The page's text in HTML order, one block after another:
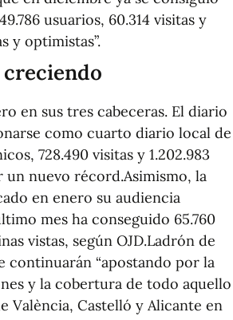
usuarios, 60.314 visitas y
y optimistas”.
en sus tres cabeceras. El diario
como cuarto diario local de
728.490 visitas y 1.202.983
un nuevo récord.Asimismo, la
en enero su audiencia
mes ha conseguido 65.760
vistas, según OJD.Ladrón de
continuarán “apostando por la
y la cobertura de todo aquello
València, Castelló y Alicante en